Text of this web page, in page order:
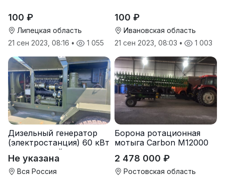
100 ₽
Липецкая область
21 сен 2023, 08:16 • 1 055
100 ₽
Ивановская область
21 сен 2023, 08:03 • 1 003
Дизельный генератор
(электростанция) 60 кВт
-автономный источник
электроэнергии
Не указана
Вся Россия
Борона ротационная
мотыга Carbon М12000
2 478 000 ₽
Ростовская область